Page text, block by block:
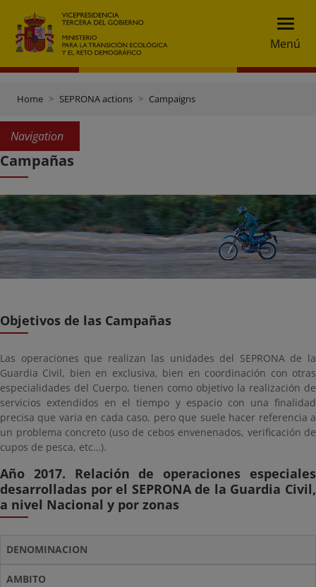
Menú
Home SEPRONA actions Campaigns
Navigation
Campañas
Objetivos de las Campañas
Las operaciones que realizan las unidades del SEPRONA de la
Guardia Civil, bien en exclusiva, bien en coordinación con otras
especialidades del Cuerpo, tienen como objetivo la realización de
servicios extendidos en el tiempo y espacio con una finalidad
precisa que varia en cada caso, pero que suele hacer referencia a
un problema concreto (uso de cebos envenenados, verificación de
cupos de pesca, etc…).
Año 2017. Relación de operaciones especiales
desarrolladas por el SEPRONA de la Guardia Civil,
a nivel Nacional y por zonas
DENOMINACION
AMBITO